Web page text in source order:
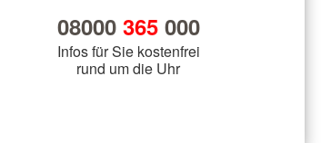
08000 365000
Infos für Sie kostenfrei
rund um die Uhr